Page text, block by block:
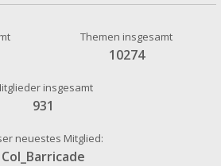
Themen insgesamt
10274
insgesamt
931
neuestes Mitglied:
Col_Barricade